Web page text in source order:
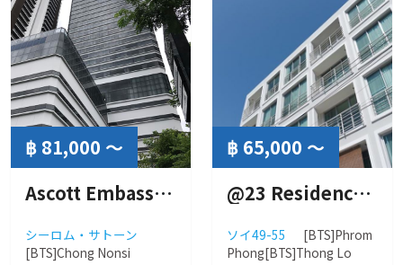
฿ 81,000 ～
Ascott Embassy Sathorn Bangkok (アスコット エンバシー サトーン バンコク )
シーロム・サトーン
[BTS]Chong Nonsi
฿ 65,000 ～
@23 Residence ( @23 レジデンス ）
ソイ49-55
[BTS]Phrom
Phong[BTS]Thong Lo